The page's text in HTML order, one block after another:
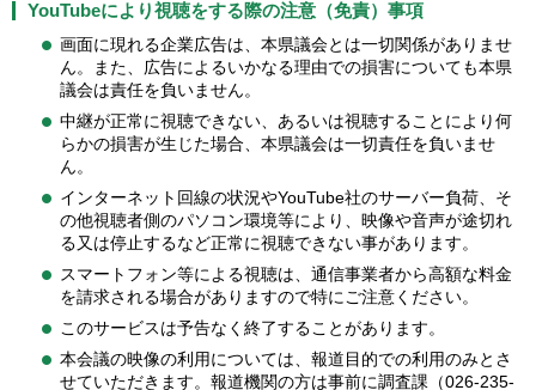
YouTubeにより視聴をする際の注意（免責）事項
画面に現れる企業広告は、本県議会とは一切関係がありませ
ん。また、広告によるいかなる理由での損害についても本県
議会は責任を負いません。
中継が正常に視聴できない、あるいは視聴することにより何
らかの損害が生じた場合、本県議会は一切責任を負いませ
ん。
インターネット回線の状況やYouTube社のサーバー負荷、そ
の他視聴者側のパソコン環境等により、映像や音声が途切れ
る又は停止するなど正常に視聴できない事があります。
スマートフォン等による視聴は、通信事業者から高額な料金
を請求される場合がありますので特にご注意ください。
このサービスは予告なく終了することがあります。
本会議の映像の利用については、報道目的での利用のみとさ
せていただきます。報道機関の方は事前に調査課（026-235-